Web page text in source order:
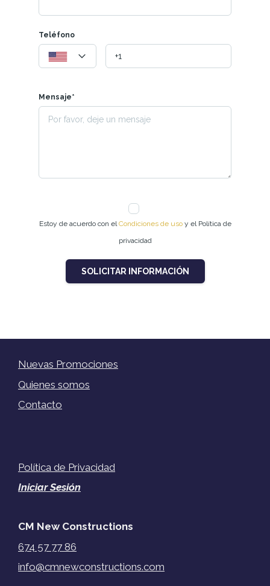
Teléfono
Mensaje*
Estoy de acuerdo con elCondiciones de uso y el Política de
privacidad
SOLICITAR INFORMACIÓN
Nuevas Promociones
Quienes somos
Contacto
Política de Privacidad
Iniciar Sesión
CM New Constructions
674 57 77 86
info@cmnewconstructions.com